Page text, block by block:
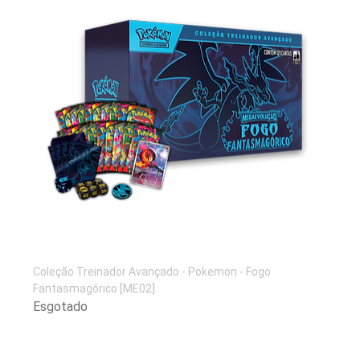
​Coleção Treinador Avançado - Pokemon - Fogo
Fantasmagórico [ME02]
Esgotado